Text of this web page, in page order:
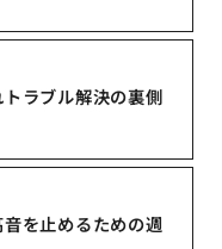
ラブル解決の裏側
を止めるための週